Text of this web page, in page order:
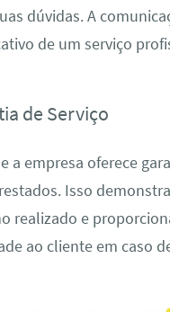
dúvidas. A
de um serviço
de Serviço
a empresa oferece
Isso
realizado e
ao cliente em caso